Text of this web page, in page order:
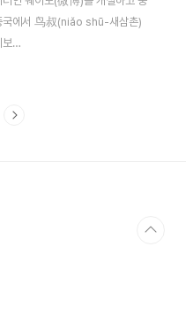
국에서 鸟叔(niǎo shū-새삼촌)
보
이는 웨이보 개설 일성으로
의 존재를 어필하기 시작했다. 싸